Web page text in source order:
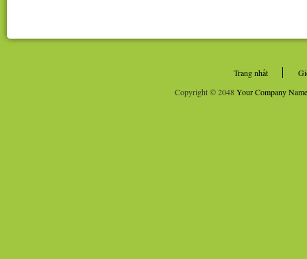
Trang nhất
Copyright © 2048Your Company Name